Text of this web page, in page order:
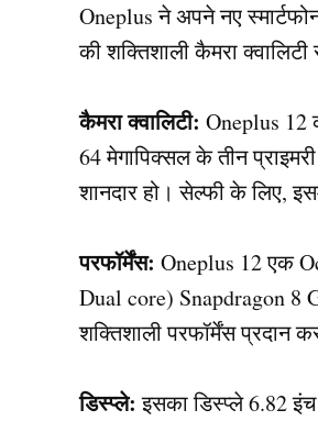
Oneplus ने अपने नए
की शक्तिशाली कैमरा
कैमरा क्वालिटी: Oneplus 12
64 मेगापिक्सल के तीन
शानदार हो। सेल्फी के लिए,
परफॉर्मेंस: Oneplus 12 एक
Dual core) Snapdragon
शक्तिशाली परफॉर्मेंस प्रदान
डिस्प्ले: इसका डिस्प्ले 6.82